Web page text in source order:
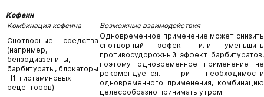
Кофеин
Комбинация кофеина
Возможные взаимодействия
Снотворные средства
(например,
бензодиазепины,
барбитураты, блокаторы
H1-гистаминовых
рецепторов)
Одновременное применение может снизить
снотворный эффект или уменьшить
противосудорожный эффект барбитуратов,
поэтому одновременное применение не
рекомендуется. При необходимости
одновременного применения, комбинацию
целесообразно принимать утром.